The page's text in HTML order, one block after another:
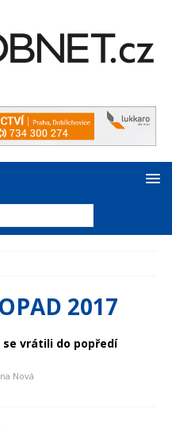
2017
vrátili do popředí
Nová